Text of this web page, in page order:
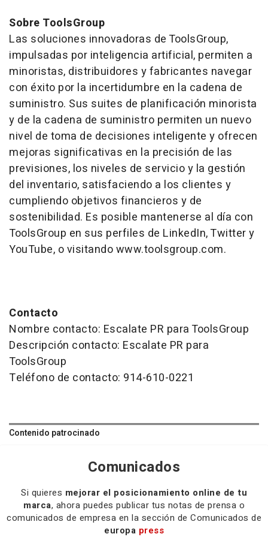
Sobre ToolsGroup
Las soluciones innovadoras de ToolsGroup,
impulsadas por inteligencia artificial, permiten a
minoristas, distribuidores y fabricantes navegar
con éxito por la incertidumbre en la cadena de
suministro. Sus suites de planificación minorista
y de la cadena de suministro permiten un nuevo
nivel de toma de decisiones inteligente y ofrecen
mejoras significativas en la precisión de las
previsiones, los niveles de servicio y la gestión
del inventario, satisfaciendo a los clientes y
cumpliendo objetivos financieros y de
sostenibilidad. Es posible mantenerse al día con
ToolsGroup en sus perfiles de LinkedIn, Twitter y
YouTube, o visitando www.toolsgroup.com.
Contacto
Nombre contacto: Escalate PR para ToolsGroup
Descripción contacto: Escalate PR para
ToolsGroup
Teléfono de contacto: 914-610-0221
Contenido patrocinado
Comunicados
Si quieres mejorar el posicionamiento online de tu
marca, ahora puedes publicar tus notas de prensa o
comunicados de empresa en la sección de Comunicados de
europa press